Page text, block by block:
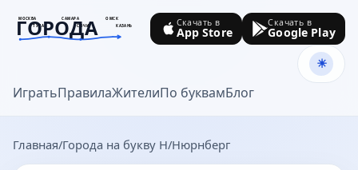
МОСКВА САМАРА
ОМСК
ТУЛА
СОЧИ КАЗАНЬ
ГОРОДА
goroda-na.ru
ИгратьПравилаЖителиПо буквамБлог
Скачать в
App Store
Скачать в
Google Play
Главная Города на букву Н Нюрнберг